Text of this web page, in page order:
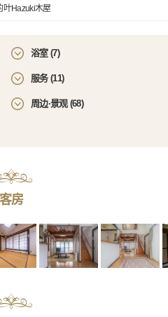
叶Hazuki木屋
浴室 (7)
服务 (11)
周边·景观 (68)
客房